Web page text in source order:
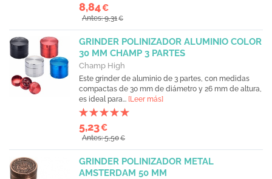
8,84€
Antes: 9,31€
GRINDER POLINIZADOR ALUMINIO COLOR
30 MM CHAMP 3 PARTES
Champ High
Este grinder de aluminio de 3 partes, con medidas
compactas de 30 mm de diámetro y 26 mm de altura,
es ideal para... [Leer más]
5,23€
Antes: 5,50€
GRINDER POLINIZADOR METAL
AMSTERDAM 50 MM